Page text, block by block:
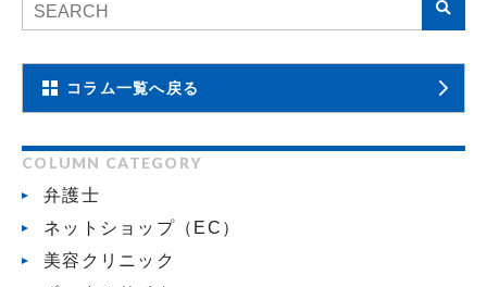
コラム一覧へ戻る
COLUMN CATEGORY
弁護士
ネットショップ（EC）
美容クリニック